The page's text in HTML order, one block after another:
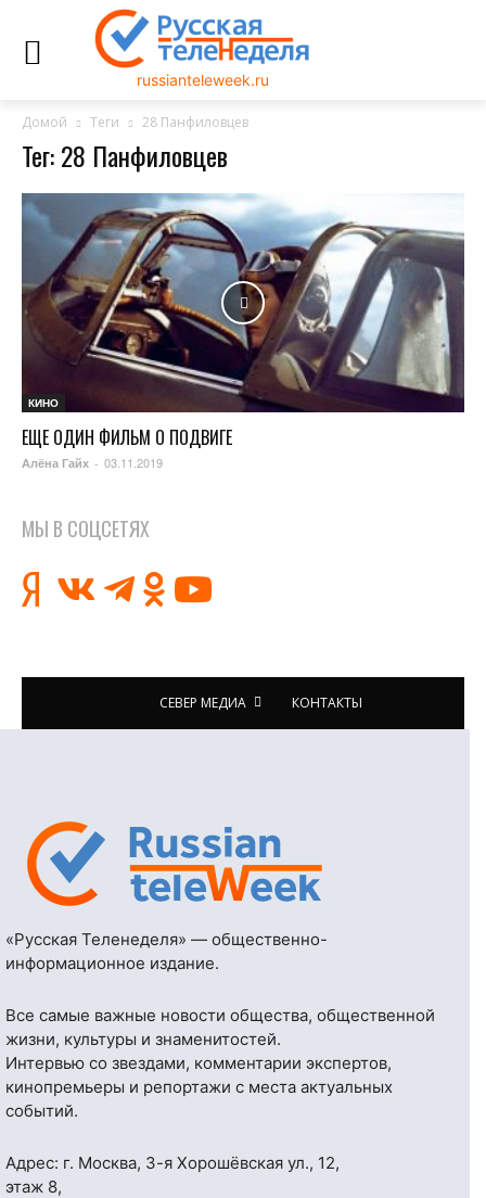
russianteleweek.ru
Домой Теги 28 Панфиловцев
Тег: 28 Панфиловцев
КИНО
ЕЩЕ ОДИН ФИЛЬМ О ПОДВИГЕ
Алёна Гайх - 03.11.2019
МЫ В СОЦСЕТЯХ
СЕВЕР МЕДИА КОНТАКТЫ
«Русская Теленеделя» — общественно-
информационное издание.
Все самые важные новости общества, общественной
жизни, культуры и знаменитостей.
Интервью со звездами, комментарии экспертов,
кинопремьеры и репортажи с места актуальных
событий.
Адрес: г. Москва, 3-я Хорошёвская ул., 12,
этаж 8,